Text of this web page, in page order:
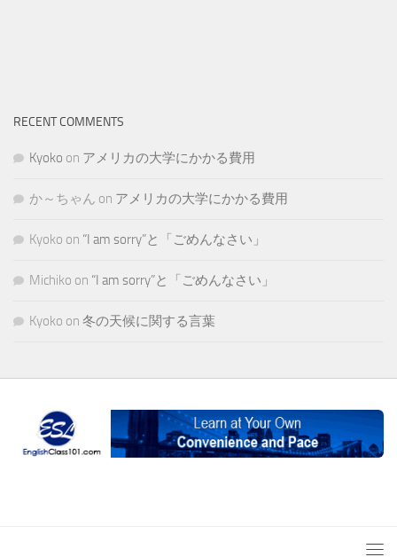
RECENT COMMENTS
Kyoko on アメリカの大学にかかる費用
か～ちゃん on アメリカの大学にかかる費用
Kyoko on “I am sorry”と「ごめんなさい」
Michiko on “I am sorry”と「ごめんなさい」
Kyoko on 冬の天候に関する言葉